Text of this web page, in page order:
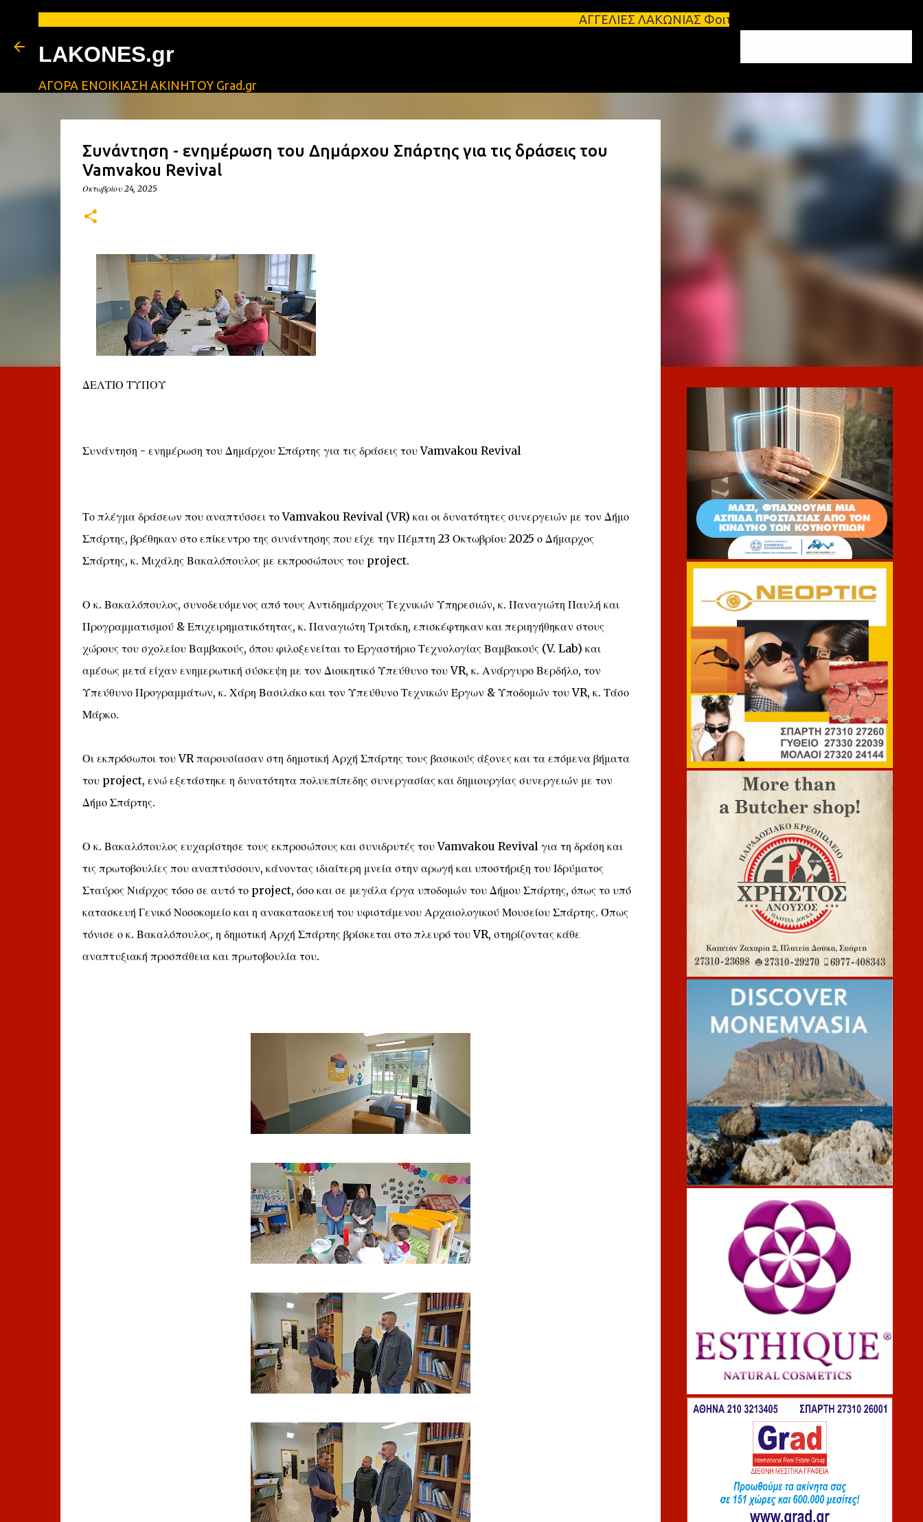
ΑΓΓΕΛΙΕΣ ΛΑΚΩΝΙΑΣ Φοιτητικά σπίτια προς ενοικίαση στη Σπάρτη
LAKONES.gr
ΑΓΟΡΑ ΕΝΟΙΚΙΑΣΗ ΑΚΙΝΗΤΟΥ Grad.gr
Συνάντηση - ενημέρωση του Δημάρχου Σπάρτης για τις δράσεις του
Vamvakou Revival
Οκτωβρίου 24, 2025
ΔΕΛΤΙΟ ΤΥΠΟΥ
Συνάντηση - ενημέρωση του Δημάρχου Σπάρτης για τις δράσεις του Vamvakou Revival
Το πλέγμα δράσεων που αναπτύσσει το Vamvakou Revival (VR) και οι δυνατότητες συνεργειών με τον Δήμο
Σπάρτης, βρέθηκαν στο επίκεντρο της συνάντησης που είχε την Πέμπτη 23 Οκτωβρίου 2025 ο Δήμαρχος
Σπάρτης, κ. Μιχάλης Βακαλόπουλος με εκπροσώπους του project.
Ο κ. Βακαλόπουλος, συνοδευόμενος από τους Αντιδημάρχους Τεχνικών Υπηρεσιών, κ. Παναγιώτη Παυλή και
Προγραμματισμού & Επιχειρηματικότητας, κ. Παναγιώτη Τριτάκη, επισκέφτηκαν και περιηγήθηκαν στους
χώρους του σχολείου Βαμβακούς, όπου φιλοξενείται το Εργαστήριο Τεχνολογίας Βαμβακούς (V. Lab) και
αμέσως μετά είχαν ενημερωτική σύσκεψη με τον Διοικητικό Υπεύθυνο του VR, κ. Ανάργυρο Βερδήλο, τον
Υπεύθυνο Προγραμμάτων, κ. Χάρη Βασιλάκο και τον Υπεύθυνο Τεχνικών Έργων & Υποδομών του VR, κ. Τάσο
Μάρκο.
Οι εκπρόσωποι του VR παρουσίασαν στη δημοτική Αρχή Σπάρτης τους βασικούς άξονες και τα επόμενα βήματα
του project, ενώ εξετάστηκε η δυνατότητα πολυεπίπεδης συνεργασίας και δημιουργίας συνεργειών με τον
Δήμο Σπάρτης.
Ο κ. Βακαλόπουλος ευχαρίστησε τους εκπροσώπους και συνιδρυτές του Vamvakou Revival για τη δράση και
τις πρωτοβουλίες που αναπτύσσουν, κάνοντας ιδιαίτερη μνεία στην αρωγή και υποστήριξη του Ιδρύματος
Σταύρος Νιάρχος τόσο σε αυτό το project, όσο και σε μεγάλα έργα υποδομών του Δήμου Σπάρτης, όπως το υπό
κατασκευή Γενικό Νοσοκομείο και η ανακατασκευή του υφιστάμενου Αρχαιολογικού Μουσείου Σπάρτης. Όπως
τόνισε ο κ. Βακαλόπουλος, η δημοτική Αρχή Σπάρτης βρίσκεται στο πλευρό του VR, στηρίζοντας κάθε
αναπτυξιακή προσπάθεια και πρωτοβουλία του.